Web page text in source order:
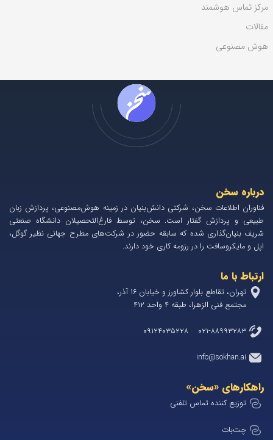
مرکز تماس هوشمند
مقالات
هوش مصنوعی
ارتباط با ما
تهران، تقاطع بلوار کشاورز و خیابان 1۶ آذر،
مجتمع فنی الزهرا، طبقه ۴ واحد ۴۱۲
۰۲۱-۸۸۹۹۳۲۸۳ ۰۹۱۲۴۰۳۵۲۲۸
info@sokhan.ai
درباره سخن
فناوران اطلاعات سخن، شرکتی دانش‌بنیان در زمینه هوش‌مصنوعی، پردازش زبان
طبیعی و پردازش گفتار است. سخن، توسط فارغ‌التحصیلان دانشگاه صنعتی
شریف بنیان‌گذاری شده که سابقه حضور در شرکت‌های مطرح جهانی نظیر گوگل،
اپل و مایکروسافت را در رزومه کاری خود دارند.
راهکارهای «سخن»
توزیع کننده تماس تلفنی
چت‌بات